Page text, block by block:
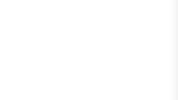
thái phụ kiện từ ốp lưng,
IP68 giúp an tâm hơn